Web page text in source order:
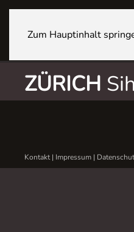
Zum Hauptinhalt
ZÜRICH
Kontakt| Impressum |